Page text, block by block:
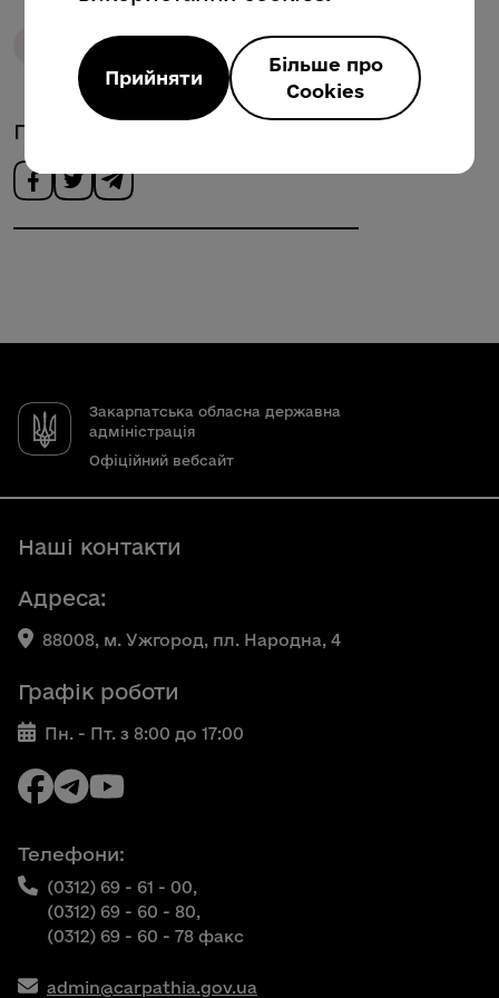
Опитування
Поділитись новиною
Закарпатська обласна державна
адміністрація
Офіційний вебсайт
Наші контакти
Адреса:
88008, м. Ужгород, пл. Народна, 4
Графік роботи
Пн. - Пт. з 8:00 до 17:00
Телефони:
(0312) 69 - 61 - 00,
(0312) 69 - 60 - 80,
(0312) 69 - 60 - 78 факс
admin@carpathia.gov.ua
Прийняти
Більше про
Cookies